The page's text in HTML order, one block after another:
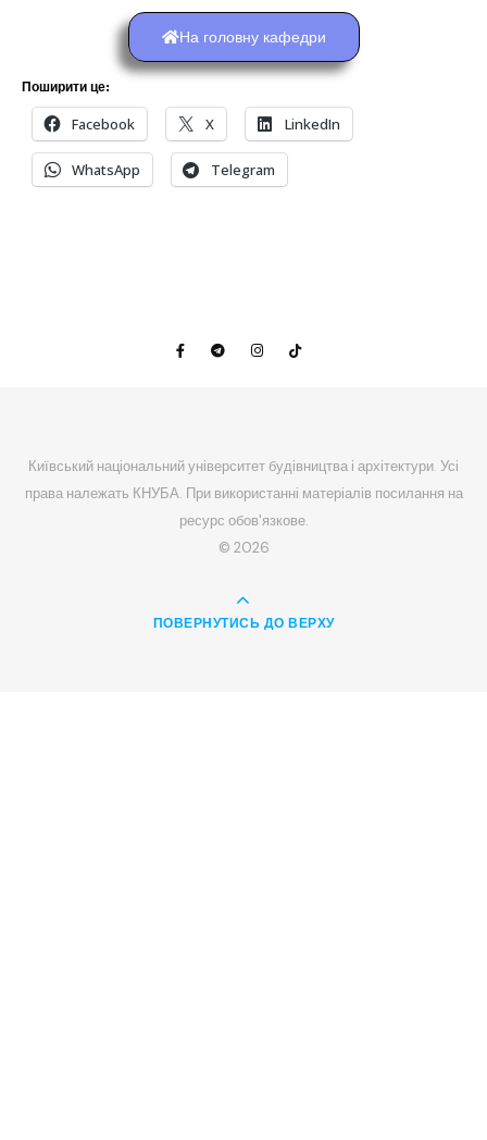
На головну кафедри
Поширити це:
Facebook X LinkedIn
WhatsApp Telegram
Київський національний університет будівництва і архітектури. Усі
права належать КНУБА. При використанні матеріалів посилання на
ресурс обов'язкове.
© 2026
ПОВЕРНУТИСЬ ДО ВЕРХУ